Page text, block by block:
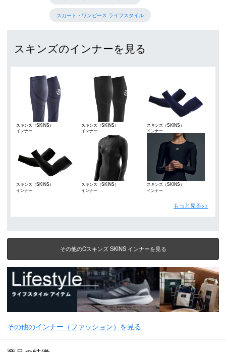
スカート・ワンピース ライフスタイル
スキンズのインナーを見る
スキンズ（SKINS）
インナー
スキンズ（SKINS）
インナー
スキンズ（SKINS）
インナー
スキンズ（SKINS）
インナー
スキンズ（SKINS）
インナー
スキンズ（SKINS）
インナー
もっと見る>>
その他のCスキンズ SKINS インナーを見る
その他のインナー（ファッション）を見る